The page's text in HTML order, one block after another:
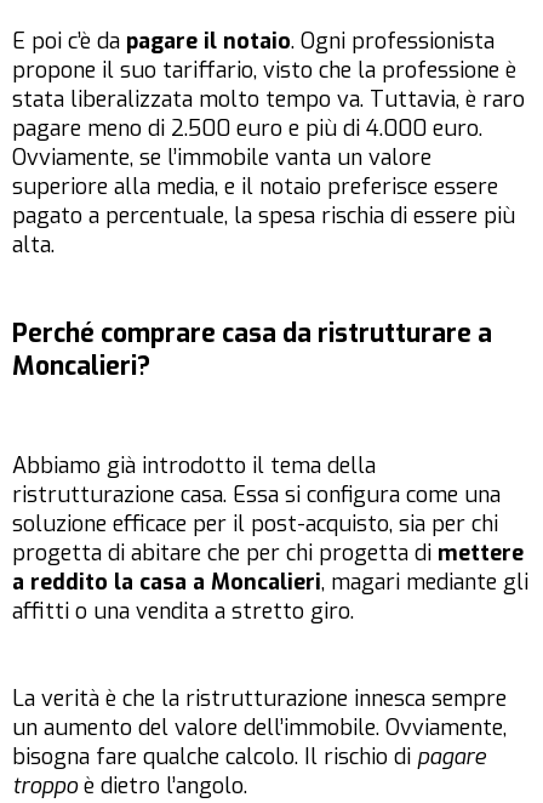
E poi c’è da pagare il notaio. Ogni professionista
propone il suo tariffario, visto che la professione è
stata liberalizzata molto tempo va. Tuttavia, è raro
pagare meno di 2.500 euro e più di 4.000 euro.
Ovviamente, se l’immobile vanta un valore
superiore alla media, e il notaio preferisce essere
pagato a percentuale, la spesa rischia di essere più
alta.
Perché comprare casa da ristrutturare a
Moncalieri?
Abbiamo già introdotto il tema della
ristrutturazione casa. Essa si configura come una
soluzione efficace per il post-acquisto, sia per chi
progetta di abitare che per chi progetta di mettere
a reddito la casa a Moncalieri, magari mediante gli
affitti o una vendita a stretto giro.
La verità è che la ristrutturazione innesca sempre
un aumento del valore dell’immobile. Ovviamente,
bisogna fare qualche calcolo. Il rischio di pagare
troppoè dietro l’angolo.